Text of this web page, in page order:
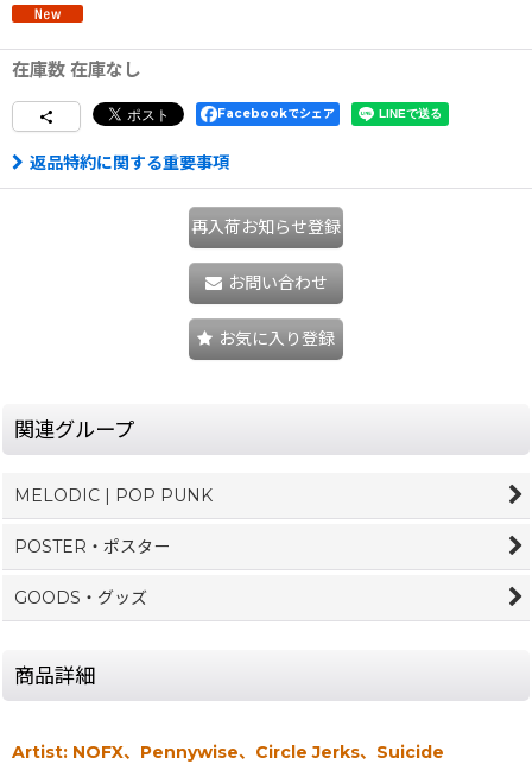
在庫数 在庫なし
Facebookでシェア
返品特約に関する重要事項
再入荷お知らせ登録
お問い合わせ
お気に入り登録
関連グループ
MELODIC | POP PUNK
POSTER・ポスター
GOODS・グッズ
商品詳細
Artist: NOFX、Pennywise、Circle Jerks、Suicide